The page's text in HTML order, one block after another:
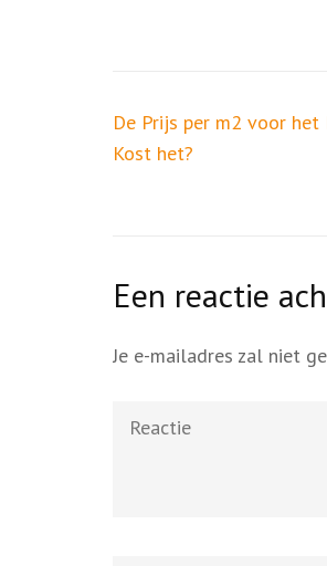
Berichtnavigatie
De Prijs per m2 voor het
Kost het?
Een reactie
Je e-mailadres zal niet
Reactie